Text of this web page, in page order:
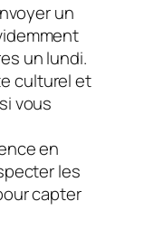
un
un lundi.
culturel et
vous
en
les
capter